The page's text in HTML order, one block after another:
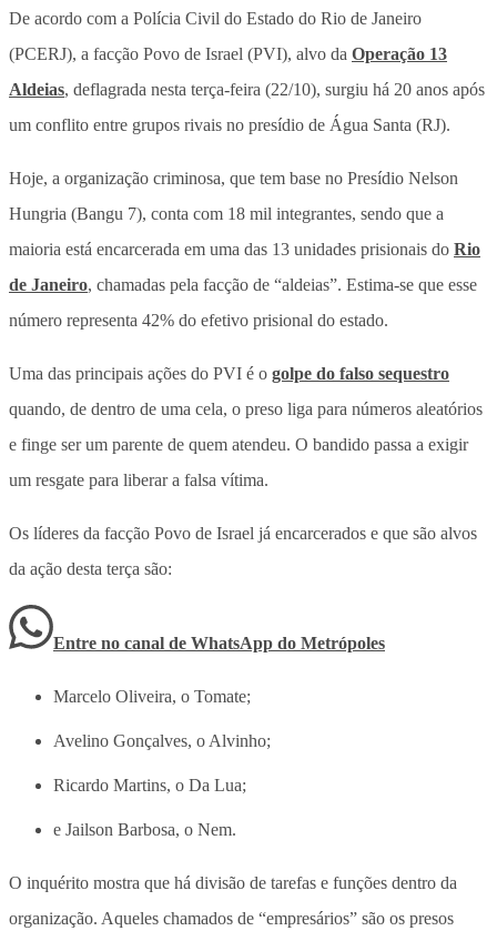
De acordo com a Polícia Civil do Estado do Rio de Janeiro
(PCERJ), a facção Povo de Israel (PVI), alvo da Operação 13
Aldeias, deflagrada nesta terça-feira (22/10), surgiu há 20 anos após
um conflito entre grupos rivais no presídio de Água Santa (RJ).
Hoje, a organização criminosa, que tem base no Presídio Nelson
Hungria (Bangu 7), conta com 18 mil integrantes, sendo que a
maioria está encarcerada em uma das 13 unidades prisionais do Rio
de Janeiro, chamadas pela facção de “aldeias”. Estima-se que esse
número representa 42% do efetivo prisional do estado.
Uma das principais ações do PVI é o golpe do falso sequestro
quando, de dentro de uma cela, o preso liga para números aleatórios
e finge ser um parente de quem atendeu. O bandido passa a exigir
um resgate para liberar a falsa vítima.
Os líderes da facção Povo de Israel já encarcerados e que são alvos
da ação desta terça são:
Entre no canal de WhatsApp do Metrópoles
Marcelo Oliveira, o Tomate;
Avelino Gonçalves, o Alvinho;
Ricardo Martins, o Da Lua;
e Jailson Barbosa, o Nem.
O inquérito mostra que há divisão de tarefas e funções dentro da
organização. Aqueles chamados de “empresários” são os presos